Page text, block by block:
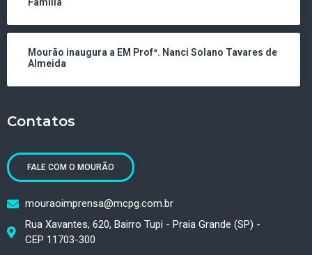
Família
Mourão inaugura a EM Profª. Nanci Solano Tavares de
Almeida
Contatos
FALE COM O MOURÃO
mouraoimprensa@mcpg.com.br
Rua Xavantes, 620, Bairro Tupi - Praia Grande (SP) -
CEP 11703-300